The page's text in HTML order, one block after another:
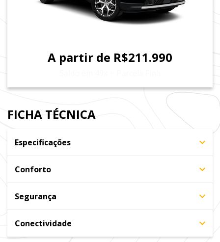
A partir de R$211.990
FICHA TÉCNICA
Especificações
Conforto
Segurança
Conectividade